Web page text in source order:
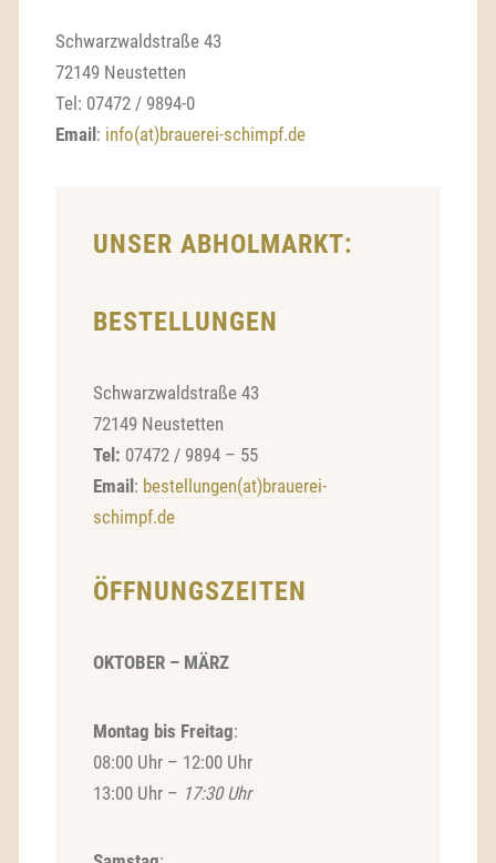
Schwarzwaldstraße 43
72149 Neustetten
Tel: 07472 / 9894-0
Email : info(at)brauerei-schimpf.de
UNSER ABHOLMARKT:
BESTELLUNGEN
Schwarzwaldstraße 43
72149 Neustetten
Tel: 07472 / 9894 – 55
Email : bestellungen(at)brauerei-
schimpf.de
ÖFFNUNGSZEITEN
OKTOBER – MÄRZ
Montag bis Freitag:
08:00 Uhr – 12:00 Uhr
13:00 Uhr – 17:30 Uhr